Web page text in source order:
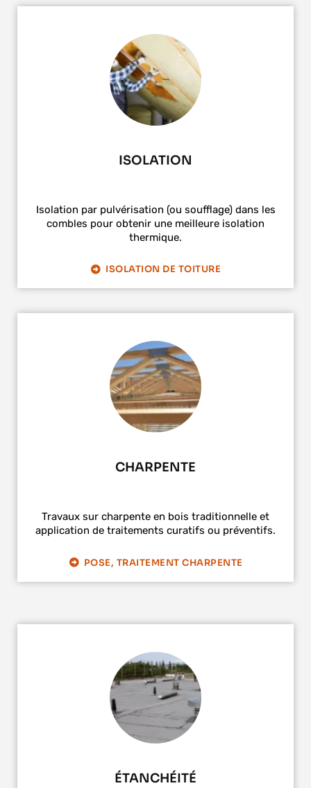
ISOLATION
Isolation par pulvérisation (ou soufflage) dans les
combles pour obtenir une meilleure isolation
thermique.
ISOLATION DE TOITURE
CHARPENTE
Travaux sur charpente en bois traditionnelle et
application de traitements curatifs ou préventifs.
POSE, TRAITEMENT CHARPENTE
ÉTANCHÉITÉ